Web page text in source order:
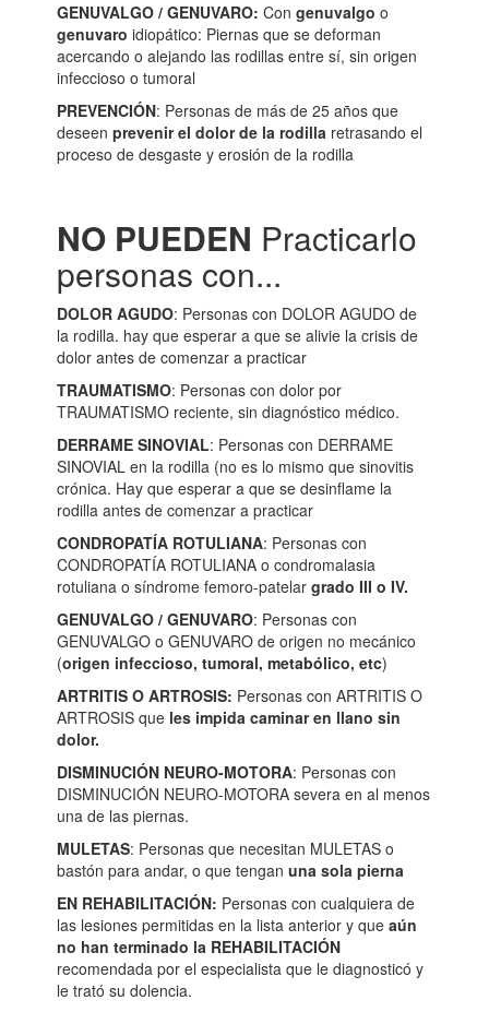
GENUVALGO / GENUVARO: Congenuvalgo o
genuvaro idiopático: Piernas que se deforman
acercando o alejando las rodillas entre sí, sin origen
infeccioso o tumoral
PREVENCIÓN: Personas de más de 25 años que
deseenprevenir el dolor de la rodilla retrasando el
proceso de desgaste y erosión de la rodilla
NO PUEDEN Practicarlo
personas con...
DOLOR AGUDO: Personas con DOLOR AGUDO de
la rodilla. hay que esperar a que se alivie la crisis de
dolor antes de comenzar a practicar
TRAUMATISMO: Personas con dolor por
TRAUMATISMO reciente, sin diagnóstico médico.
DERRAME SINOVIAL: Personas con DERRAME
SINOVIAL en la rodilla (no es lo mismo que sinovitis
crónica. Hay que esperar a que se desinflame la
rodilla antes de comenzar a practicar
CONDROPATÍA ROTULIANA: Personas con
CONDROPATÍA ROTULIANA o condromalasia
rotuliana o síndrome femoro-patelargrado III o IV.
GENUVALGO / GENUVARO: Personas con
GENUVALGO o GENUVARO de origen no mecánico
(origen infeccioso, tumoral, metabólico, etc)
ARTRITIS O ARTROSIS: Personas con ARTRITIS O
ARTROSIS que les impida caminar en llano sin
dolor.
DISMINUCIÓN NEURO-MOTORA: Personas con
DISMINUCIÓN NEURO-MOTORA severa en al menos
una de las piernas.
MULETAS: Personas que necesitan MULETAS o
bastón para andar, o que tenganuna sola pierna
EN REHABILITACIÓN: Personas con cualquiera de
las lesiones permitidas en la lista anterior y que aún
no han terminado la REHABILITACIÓN
recomendada por el especialista que le diagnosticó y
le trató su dolencia.